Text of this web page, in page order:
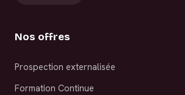
Nos offres
Prospection externalisée
Formation Continue